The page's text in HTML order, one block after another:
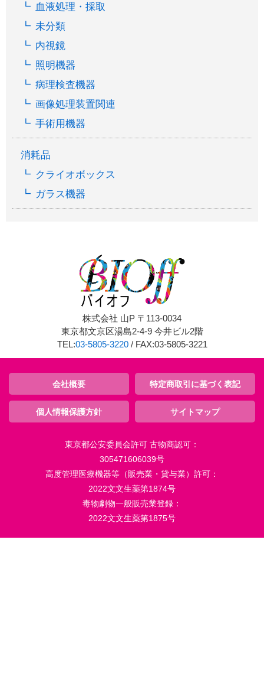
血液処理・採取
未分類
内視鏡
照明機器
病理検査機器
画像処理装置関連
手術用機器
消耗品
クライオボックス
ガラス機器
株式会社 山P 〒113-0034
東京都文京区湯島2-4-9 今井ビル2階
TEL:03-5805-3220/ FAX:03-5805-3221
会社概要 特定商取引に基づく表記
個人情報保護方針 サイトマップ
東京都公安委員会許可 古物商認可：
305471606039号
高度管理医療機器等（販売業・貸与業）許可：
2022文文生薬第1874号
毒物劇物一般販売業登録：
2022文文生薬第1875号